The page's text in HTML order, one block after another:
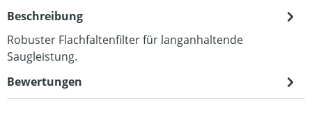
Beschreibung
Robuster Flachfaltenfilter für langanhaltende
Saugleistung.
Bewertungen